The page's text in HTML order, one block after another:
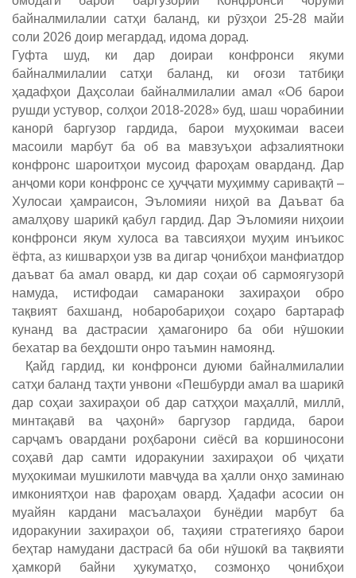
байналмилалии сатҳи баланд, ки рӯзҳои 25-28 майи
соли 2026 доир мегардад, идома дорад.
Гуфта шуд, ки дар доираи конфронси якуми
байналмилалии сатҳи баланд, ки оғози татбиқи
ҳадафҳои Даҳсолаи байналмилалии амал «Об барои
рушди устувор, солҳои 2018-2028» буд, шаш чорабинии
канорӣ баргузор гардида, барои муҳокимаи васеи
масоили марбут ба об ва мавзуъҳои афзалиятноки
конфронс шароитҳои мусоид фароҳам оварданд. Дар
анҷоми кори конфронс се ҳуҷҷати муҳимму саривақтӣ –
Хулосаи ҳамраисон, Эъломияи ниҳоӣ ва Даъват ба
амалҳову шарикӣ қабул гардид. Дар Эъломияи ниҳоии
конфронси якум хулоса ва тавсияҳои муҳим инъикос
ёфта, аз кишварҳои узв ва дигар ҷонибҳои манфиатдор
даъват ба амал овард, ки дар соҳаи об сармоягузорӣ
намуда, истифодаи самараноки захираҳои обро
тақвият бахшанд, нобаробариҳои соҳаро бартараф
кунанд ва дастрасии ҳамагониро ба оби нӯшокии
бехатар ва беҳдошти онро таъмин намоянд.
Қайд гардид, ки конфронси дуюми байналмилалии
сатҳи баланд таҳти унвони «Пешбурди амал ва шарикӣ
дар соҳаи захираҳои об дар сатҳҳои маҳаллӣ, миллӣ,
минтақавӣ ва ҷаҳонӣ» баргузор гардида, барои
сарҷамъ овардани роҳбарони сиёсӣ ва коршиносони
соҳавӣ дар самти идоракунии захираҳои об ҷиҳати
муҳокимаи мушкилоти мавҷуда ва ҳалли онҳо заминаю
имкониятҳои нав фароҳам овард. Ҳадафи асосии он
муайян кардани масъалаҳои бунёдии марбут ба
идоракунии захираҳои об, таҳияи стратегияҳо барои
беҳтар намудани дастрасӣ ба оби нӯшокӣ ва тақвияти
ҳамкорӣ байни ҳукуматҳо, созмонҳо ҷонибҳои